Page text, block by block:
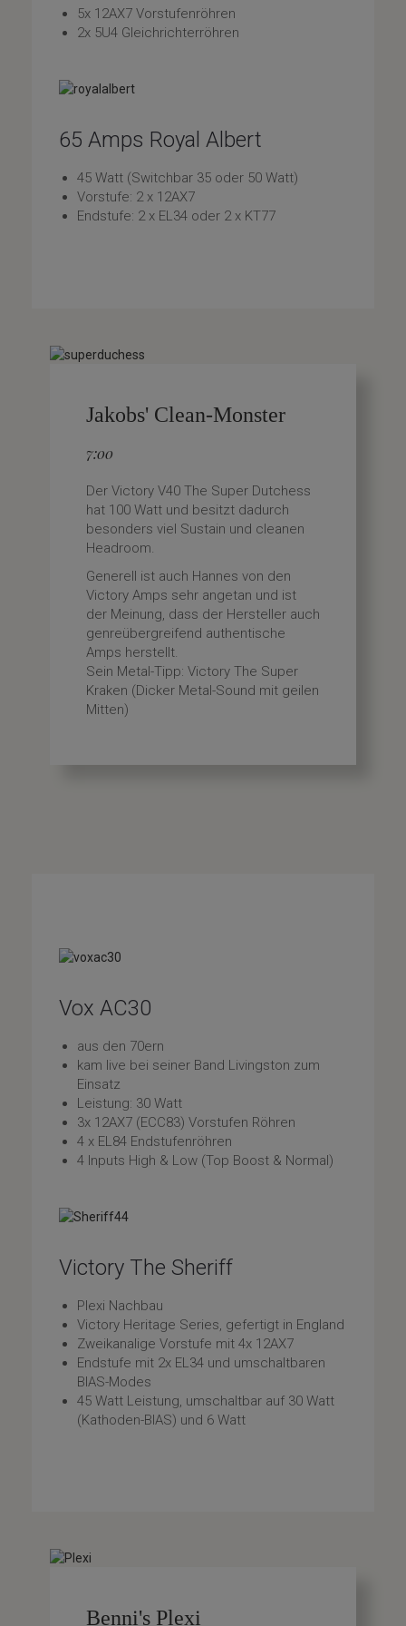
5x 12AX7 Vorstufenröhren
2x 5U4 Gleichrichterröhren
65 Amps Royal Albert
45 Watt (Switchbar 35 oder 50 Watt)
Vorstufe: 2 x 12AX7
Endstufe: 2 x EL34 oder 2 x KT77
Jakobs' Clean-Monster
7:00
Der Victory V40 The Super Dutchess
hat 100 Watt und besitzt dadurch
besonders viel Sustain und cleanen
Headroom.
Generell ist auch Hannes von den
Victory Amps sehr angetan und ist
der Meinung, dass der Hersteller auch
genreübergreifend authentische
Amps herstellt.
Sein Metal-Tipp: Victory The Super
Kraken (Dicker Metal-Sound mit geilen
Mitten)
Vox AC30
aus den 70ern
kam live bei seiner Band Livingston zum
Einsatz
Leistung: 30 Watt
3x 12AX7 (ECC83) Vorstufen Röhren
4 x EL84 Endstufenröhren
4 Inputs High & Low (Top Boost & Normal)
Victory The Sheriff
Plexi Nachbau
Victory Heritage Series, gefertigt in England
Zweikanalige Vorstufe mit 4x 12AX7
Endstufe mit 2x EL34 und umschaltbaren
BIAS-Modes
45 Watt Leistung, umschaltbar auf 30 Watt
(Kathoden-BIAS) und 6 Watt
Benni's Plexi